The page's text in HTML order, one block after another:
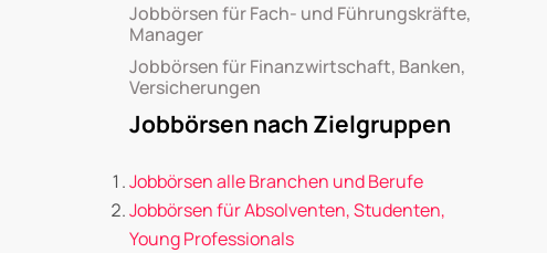
Jobbörsen für Fach- und Führungskräfte,
Manager
Jobbörsen für Finanzwirtschaft, Banken,
Versicherungen
Jobbörsen nach Zielgruppen
Jobbörsen alle Branchen und Berufe
Jobbörsen für Absolventen, Studenten,
Young Professionals